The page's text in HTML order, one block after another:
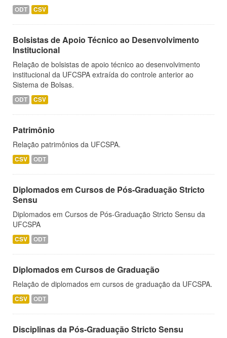
ODT CSV
Bolsistas de Apoio Técnico ao Desenvolvimento
Institucional
Relação de bolsistas de apoio técnico ao desenvolvimento
institucional da UFCSPA extraída do controle anterior ao
Sistema de Bolsas.
ODT CSV
Patrimônio
Relação patrimônios da UFCSPA.
CSV ODT
Diplomados em Cursos de Pós-Graduação Stricto
Sensu
Diplomados em Cursos de Pós-Graduação Stricto Sensu da
UFCSPA
CSV ODT
Diplomados em Cursos de Graduação
Relação de diplomados em cursos de graduação da UFCSPA.
CSV ODT
Disciplinas da Pós-Graduação Stricto Sensu